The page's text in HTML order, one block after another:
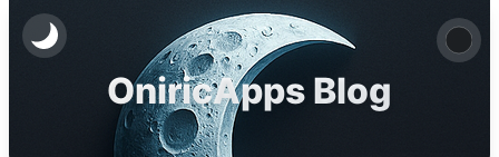
OniricApps Blog